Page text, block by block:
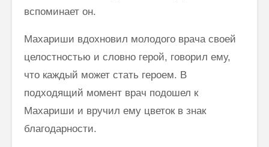
вспоминает он.
Махариши вдохновил молодого врача своей
целостностью и словно герой, говорил ему,
что каждый может стать героем. В
подходящий момент врач подошел к
Махариши и вручил ему цветок в знак
благодарности.
философии
Три облика
законом